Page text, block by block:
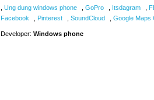
Ung dung windows phone GoPro Itsdagram
Facebook
Pinterest SoundCloud Google Maps
Developer: Windows phone